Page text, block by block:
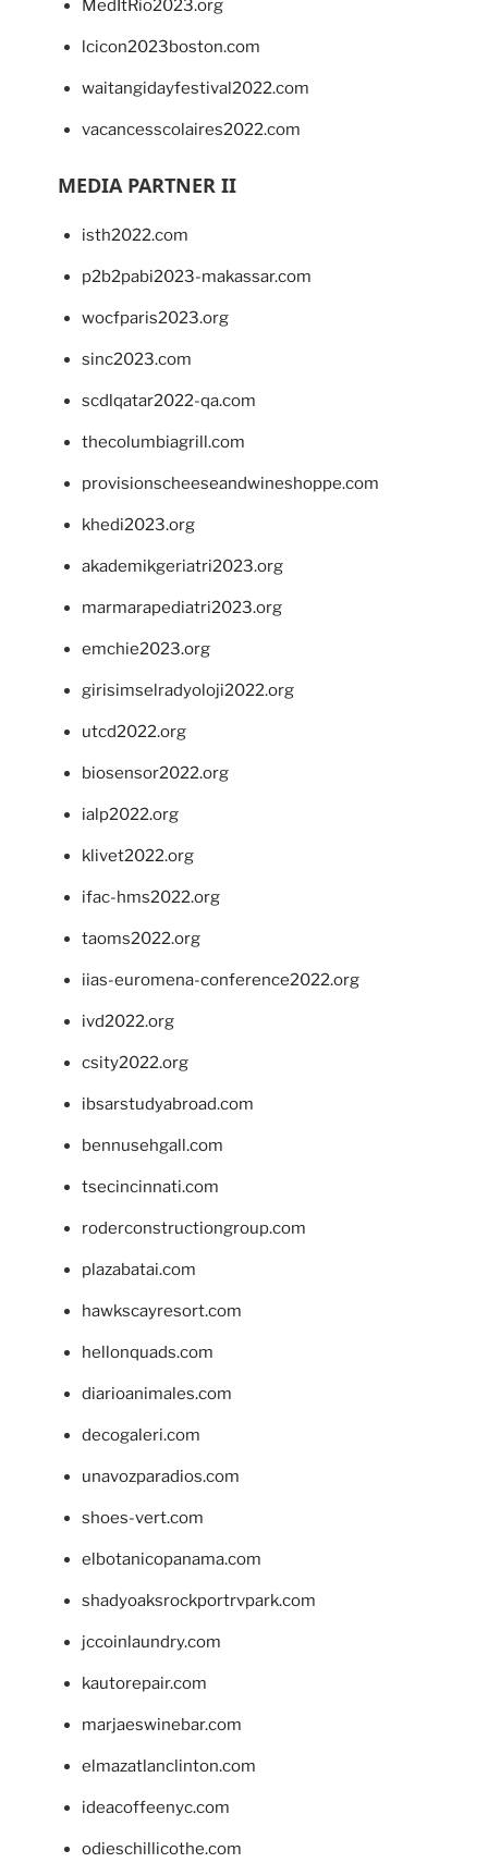
MedItRio2023.org
lcicon2023boston.com
waitangidayfestival2022.com
vacancesscolaires2022.com
MEDIA PARTNER II
isth2022.com
p2b2pabi2023-makassar.com
wocfparis2023.org
sinc2023.com
scdlqatar2022-qa.com
thecolumbiagrill.com
provisionscheeseandwineshoppe.com
khedi2023.org
akademikgeriatri2023.org
marmarapediatri2023.org
emchie2023.org
girisimselradyoloji2022.org
utcd2022.org
biosensor2022.org
ialp2022.org
klivet2022.org
ifac-hms2022.org
taoms2022.org
iias-euromena-conference2022.org
ivd2022.org
csity2022.org
ibsarstudyabroad.com
bennusehgall.com
tsecincinnati.com
roderconstructiongroup.com
plazabatai.com
hawkscayresort.com
hellonquads.com
diarioanimales.com
decogaleri.com
unavozparadios.com
shoes-vert.com
elbotanicopanama.com
shadyoaksrockportrvpark.com
jccoinlaundry.com
kautorepair.com
marjaeswinebar.com
elmazatlanclinton.com
ideacoffeenyc.com
odieschillicothe.com